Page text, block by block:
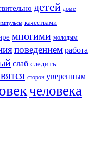
детей доме
качествами
многими молодым
поведением работа
слаб следить
сторон уверенным
человека